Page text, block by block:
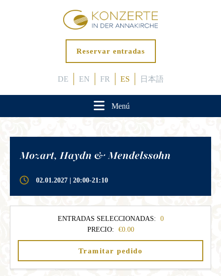
Reservar entradas
DE EN FR ES 日本語
Menú
Mozart, Haydn & Mendelssohn
02.01.2027 | 20:00-21:10
ENTRADAS SELECCIONADAS:
0
PRECIO:
0.00
Tramitar pedido